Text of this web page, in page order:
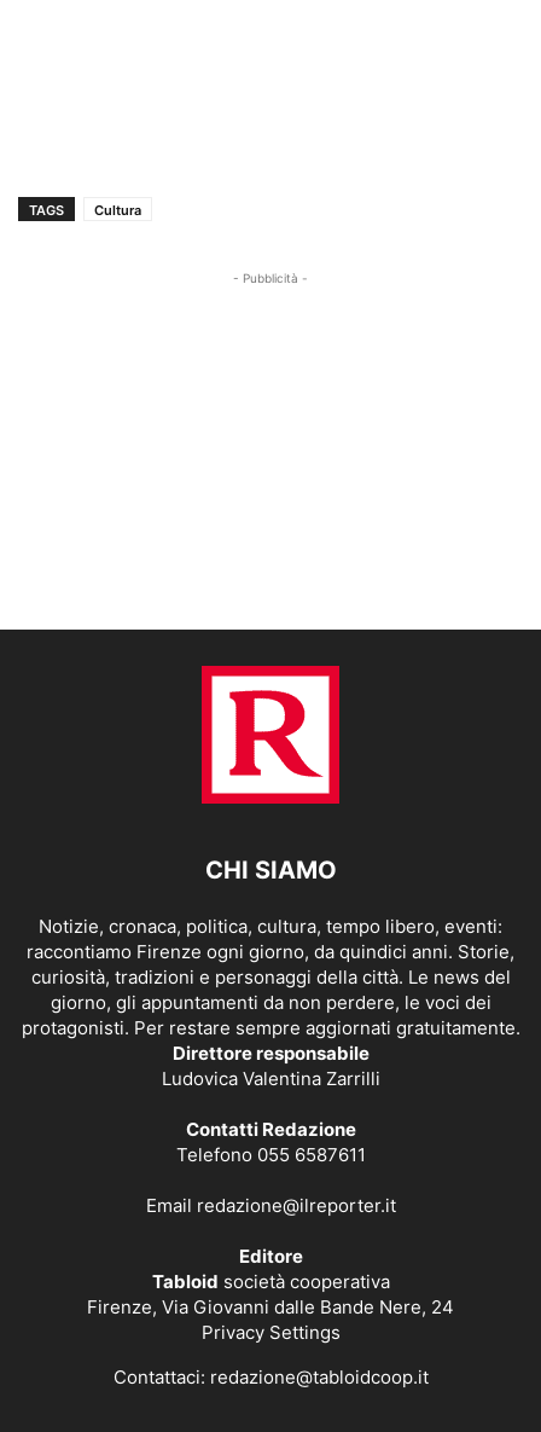
TAGS Cultura
- Pubblicità -
CHI SIAMO
Notizie, cronaca, politica, cultura, tempo libero, eventi:
raccontiamo Firenze ogni giorno, da quindici anni. Storie,
curiosità, tradizioni e personaggi della città. Le news del
giorno, gli appuntamenti da non perdere, le voci dei
protagonisti. Per restare sempre aggiornati gratuitamente.
Direttore responsabile
Ludovica Valentina Zarrilli
Contatti Redazione
Telefono 055 6587611
Email redazione@ilreporter.it
Editore
Tabloid società cooperativa
Firenze, Via Giovanni dalle Bande Nere, 24
Privacy Settings
Contattaci: redazione@tabloidcoop.it